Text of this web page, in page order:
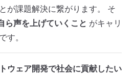
が課題解決に繋がります。 そ
ら声を上げていくこと がキャリ
す。
ウェア開発で社会に貢献したい